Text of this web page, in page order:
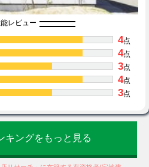
レビュー
4点
4点
3点
4点
3点
キングをもっと見る